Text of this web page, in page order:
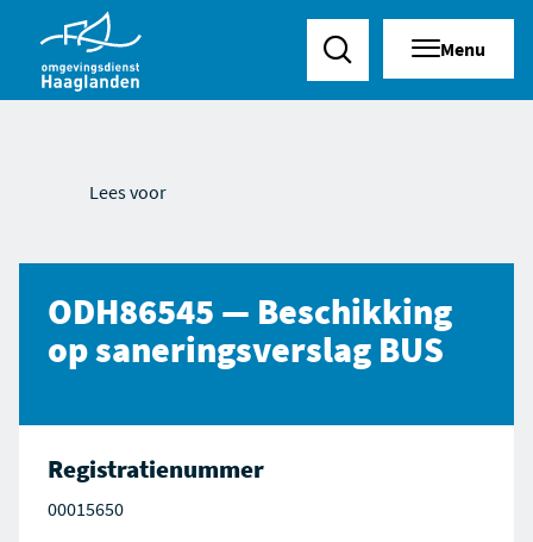
Zoeken Menu
Lees voor
ODH86545 — Beschikking
op saneringsverslag BUS
Registratienummer
00015650